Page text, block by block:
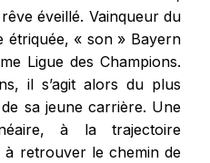
éveillé. Vainqueur du
étriquée, « son » Bayern
Ligue des Champions.
il s’agit alors du plus
sa jeune carrière. Une
à la trajectoire
à retrouver le chemin de